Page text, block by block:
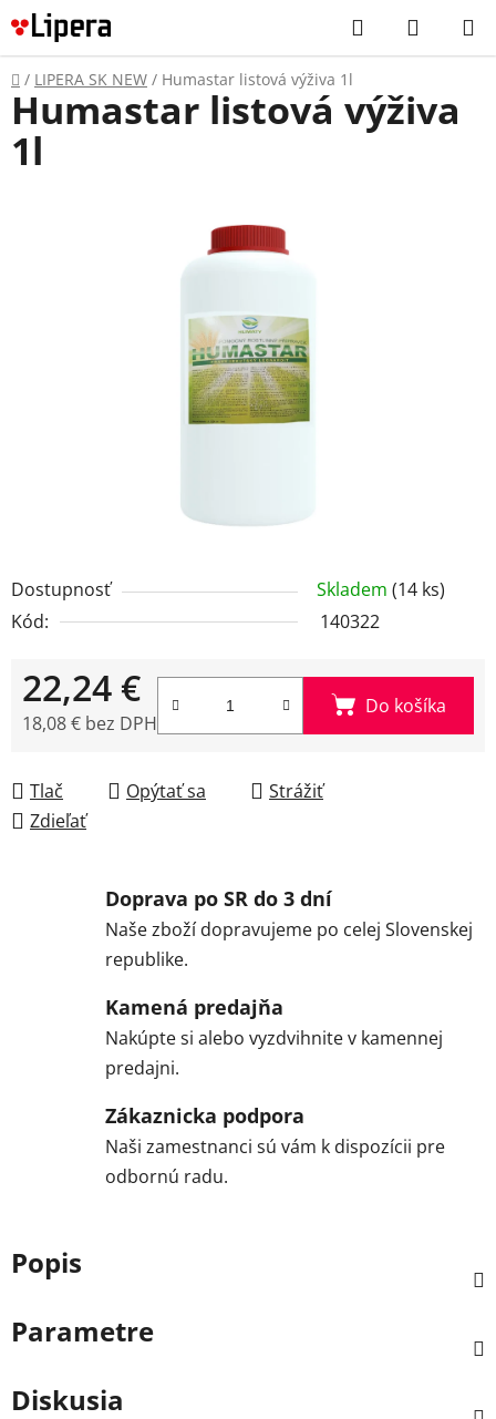
Prejsť
na
obsah
Hľadať
KOŠÍK
Domov
/ LIPERA SK NEW / Humastar listová výživa 1l
Dostupnosť Skladem (14 ks)
Kód:
140322
22,24 €
18,08 € bez DPH
Do košíka
Tlač Opýtať sa
Strážiť
Zdieľať
Humastar listová výživa
1l
Doprava po SR do 3 dní
Naše zboží dopravujeme po celej Slovenskej
republike.
Kamená predajňa
Nakúpte si alebo vyzdvihnite v kamennej
predajni.
Zákaznicka podpora
Naši zamestnanci sú vám k dispozícii pre
odbornú radu.
Popis
Parametre
Diskusia